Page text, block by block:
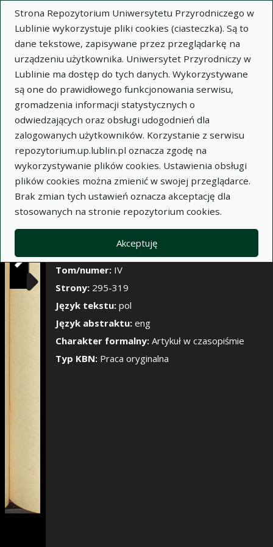
Strona Repozytorium Uniwersytetu Przyrodniczego w
Lublinie wykorzystuje pliki cookies (ciasteczka). Są to
dane tekstowe, zapisywane przez przeglądarkę na
urządzeniu użytkownika. Uniwersytet Przyrodniczy w
Lublinie ma dostęp do tych danych. Wykorzystywane
są one do prawidłowego funkcjonowania serwisu,
gromadzenia informacji statystycznych o
odwiedzających oraz obsługi udogodnień dla
zalogowanych użytkowników. Korzystanie z serwisu
repozytorium.up.lublin.pl oznacza zgodę na
wykorzystywanie plików cookies. Ustawienia obsługi
plików cookies można zmienić w swojej przeglądarce.
Brak zmian tych ustawień oznacza akceptację dla
stosowanych na stronie repozytorium cookies.
Akceptuję
Pokaż/Ukryj
×
Opis Notatki
Autor:Mieczysław Zakryś
Tytuł:Przedziurawienie wrzodu żołądka lub
dwunastnicy
Wariant tytułu:Perforated gastric or duodenal
ulcer
Czasopismo:Annales Universitatis Mariae Curie-
Skłodowska. Sectio D, Medicina, t. IV, z. 16, s.
295-319
Miejsce wydania:Lublin
Tom/numer: IV
Strony: 295-319
Język tekstu: pol
Język abstraktu: eng
Charakter formalny: Artykuł w czasopiśmie
Typ KBN: Praca oryginalna